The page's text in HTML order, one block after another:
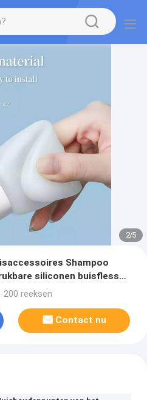
2/5
Shampoo
siliconen buisflessen
200 reeksen
Contact nu